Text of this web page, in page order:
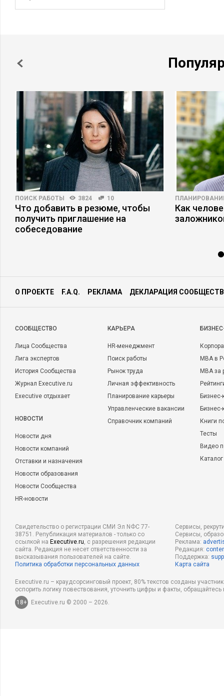
ПОИСК РАБОТЫ 3824 10
Что добавить в резюме, чтобы
получить приглашение на
собеседование
Как
О ПРОЕКТЕ F.A.Q. РЕКЛАМА ДЕКЛАРАЦИЯ
CООБЩЕСТВО
Лица Сообщества
Лига экспертов
История Сообщества
Журнал Executive.ru
Executive отдыхает
НОВОСТИ
Новости дня
Новости компаний
Отставки и назначения
Новости образования
Новости Сообщества
HR-новости
КАРЬЕРА
HR-менеджмент
Поиск работы
Рынок труда
Личная эффективность
Планирование карьеры
Управленческие вакансии
Справочник компаний
MBA в
MBA
Бизнес-
Книги
Тесты
Видео
Свидетельство о регистрации СМИ Эл NФС 77-
38751. Републикация материалов - только со
ссылкой на Executive.ru, с разрешения редакции
сайта. Редакция не несет ответственности за
высказывания пользователей на сайте.
Политика обработки персональных данных
Сервисы,
Сервисы,
Реклама:
Редакция:
Поддержка:
Карта сайта
Executive.ru – краудсорсинговый проект, 80% текстов созданы
оспорить логику повествования, уточнить цифры и факты,
18+
Executive.ru © 2000 – 2026.